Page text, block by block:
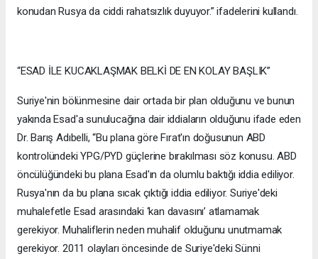
konudan Rusya da ciddi rahatsızlık duyuyor.” ifadelerini kullandı.
“ESAD İLE KUCAKLAŞMAK BELKİ DE EN KOLAY BAŞLIK”
Suriye'nin bölünmesine dair ortada bir plan olduğunu ve bunun
yakında Esad'a sunulucağına dair iddiaların olduğunu ifade eden
Dr. Barış Adıbelli, “Bu plana göre Fırat'ın doğusunun ABD
kontrolündeki YPG/PYD güçlerine bırakılması söz konusu. ABD
öncülüğündeki bu plana Esad'ın da olumlu baktığı iddia ediliyor.
Rusya'nın da bu plana sıcak çıktığı iddia ediliyor. Suriye'deki
muhalefetle Esad arasındaki ‘kan davasını’ atlamamak
gerekiyor. Muhaliflerin neden muhalif olduğunu unutmamak
gerekiyor. 2011 olayları öncesinde de Suriye'deki Sünni